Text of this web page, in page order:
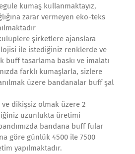
kumaş kullanmaktayız,
zarar vermeyen eko-teks
şirketlere ajanslara
ile istediğiniz renklerde ve
buff tasarlama baskı ve imalatı
farklı kumaşlarla, sizlere
üzere bandanalar buff şal
ve dikişsiz olmak üzere 2
uzunlukta üretimi
bandana buff fular
göre günlük 4500 ile 7500
yapılmaktadır.